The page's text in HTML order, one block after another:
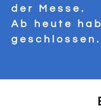
der Messe.
Ab heute
geschlossen.